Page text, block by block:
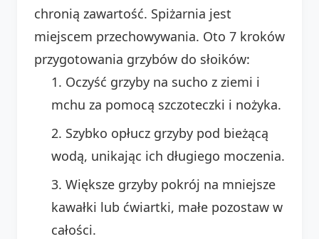
chronią zawartość. Spiżarnia jest
miejscem przechowywania. Oto 7 kroków
przygotowania grzybów do słoików:
Oczyść grzyby na sucho z ziemi i
mchu za pomocą szczoteczki i nożyka.
Szybko opłucz grzyby pod bieżącą
wodą, unikając ich długiego moczenia.
Większe grzyby pokrój na mniejsze
kawałki lub ćwiartki, małe pozostaw w
całości.